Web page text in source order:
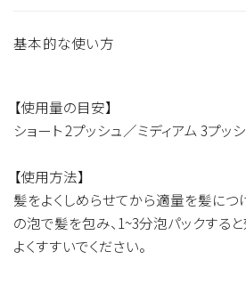
水、ラウロイルメチルアラニンＮａ、コ
－２Ｎａ、ラウラミノプロピオン酸Ｎａ
酸リシンＮａ、ラウロアンホ酢酸Ｎａ、
ス、ヘキサ（ヒドロキシステアリン酸／
酸）ジペンタエリスリチル、パルミトイ
オキシロイルカルボシステイン、グリ
ノ酸、異性化糖、ハマメリス葉エキス、
基本的な使い方
【使用量の目安】
ショート 2プッシュ／ミディアム 3プッ
【使用方法】
髪をよくしめらせてから適量を髪につ
の泡で髪を包み、1~3分泡パックする
よくすすいでください。